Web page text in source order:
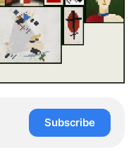
Subscribe